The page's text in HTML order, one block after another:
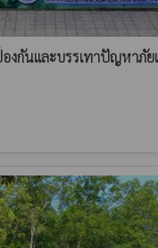
องกันและบรรเทาปัญหาภั